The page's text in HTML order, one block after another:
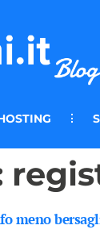
meno